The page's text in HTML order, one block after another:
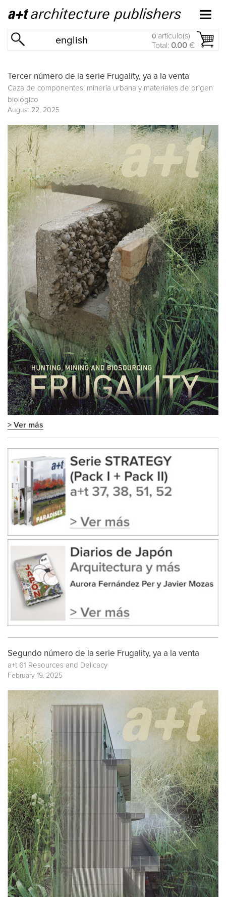
english 0 artículo(s)
Total: 0.00 €
Tercer número de la serie Frugality, ya a la venta
Caza de componentes, minería urbana y materiales de origen
biológico
August 22, 2025
> Ver más
Segundo número de la serie Frugality, ya a la venta
a+t 61 Resources and Delicacy
February 19, 2025